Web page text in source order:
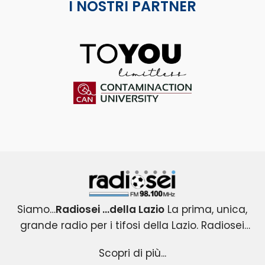
I NOSTRI PARTNER
ToYou
Radiosei 98.100 FM
Siamo…Radiosei …della Lazio La prima, unica,
grande radio per i tifosi della Lazio. Radiosei
diventa immediatamente la loro VOCE.
originale, che copre tutti gli eventi agonistici del
Scopri di più...